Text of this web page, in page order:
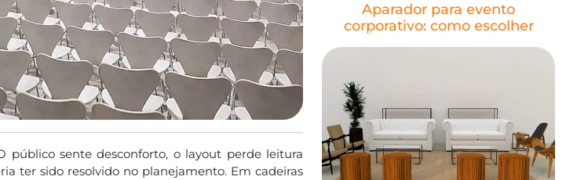
público sente desconforto, o layout perde leitura
ter sido resolvido no planejamento. Em cadeiras
Aparador para evento
corporativo: como escolher